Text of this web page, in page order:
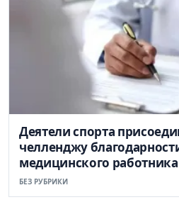
Деятели спорта
челленджу
медицинского работника
БЕЗ РУБРИКИ